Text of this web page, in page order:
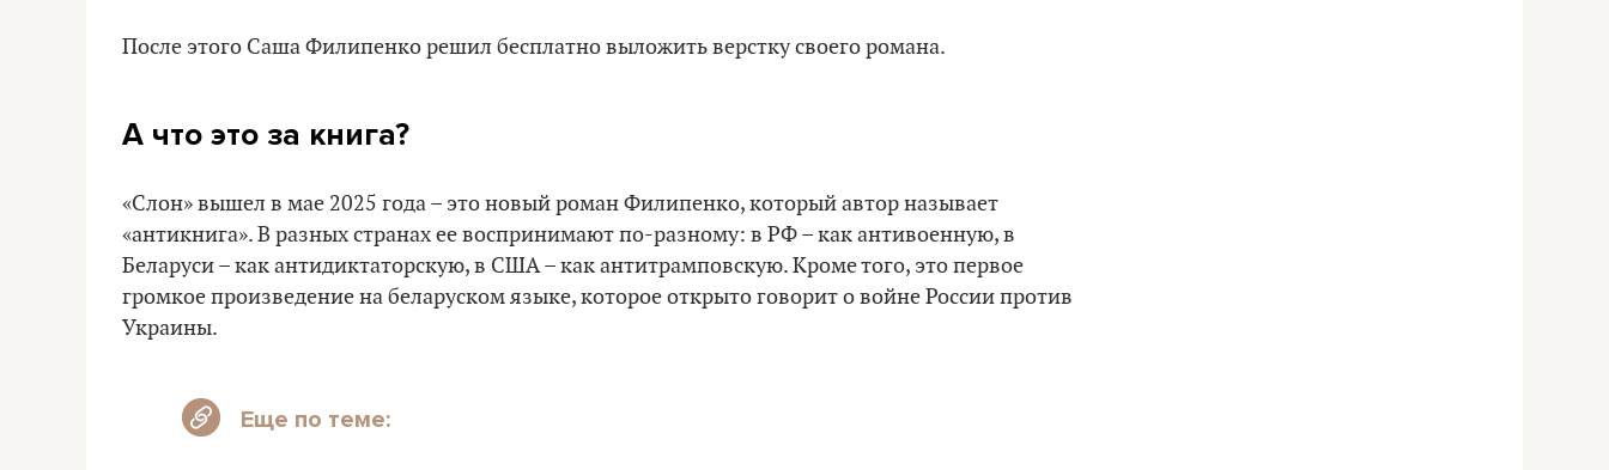
После этого Саша Филипенко решил бесплатно выложить верстку своего романа.
А что это за книга?
«Слон» вышел в мае 2025 года – это новый роман Филипенко, который автор называет
«антикнига». В разных странах ее воспринимают по-разному: в РФ – как антивоенную, в
Беларуси – как антидиктаторскую, в США – как антитрамповскую. Кроме того, это первое
громкое произведение на беларуском языке, которое открыто говорит о войне России против
Украины.
Еще по теме: